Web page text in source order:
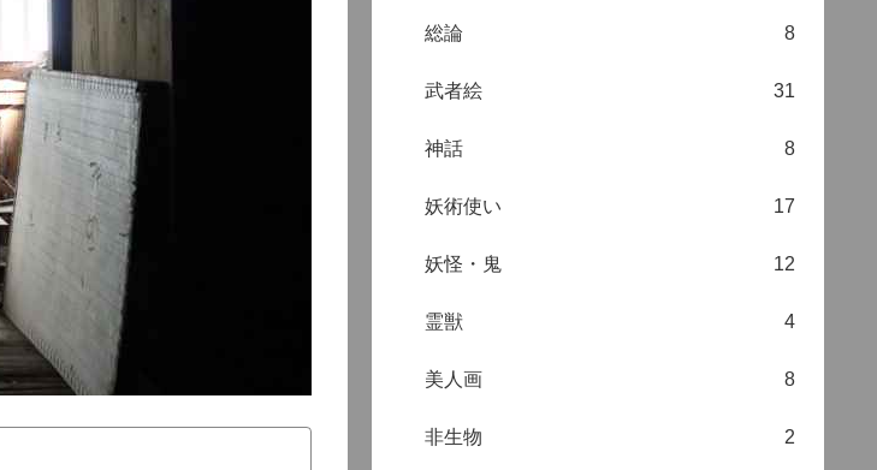
総論 8
武者絵 31
神話 8
妖術使い 17
妖怪・鬼 12
霊獣 4
美人画 8
非生物 2